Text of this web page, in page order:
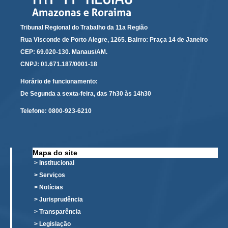
Tribunal Regional do Trabalho da 11a Região
Rua Visconde de Porto Alegre, 1265. Bairro: Praça 14 de Janeiro
CEP: 69.020-130. Manaus/AM.
CNPJ: 01.671.187/0001-18
Horário de funcionamento:
De Segunda a sexta-feira, das 7h30 às 14h30
Telefone: 0800-923-6210
Mapa do site
> Institucional
> Serviços
> Notícias
> Jurisprudência
> Transparência
> Legislação